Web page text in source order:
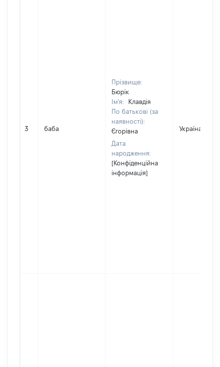
3 баба
Прізвище:
Бюрік
Ім'я:
Клавдія
По батькові (за
наявності):
Єгорівна
Дата
народження:
[Конфіденційна
інформація]
Україна